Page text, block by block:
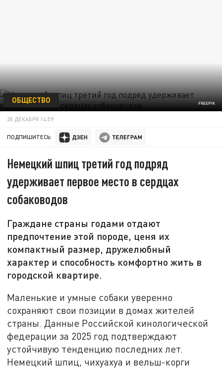
FREEPIK
ОБЩЕСТВО
20 ДЕКАБРЯ 14:59
ПОДПИШИТЕСЬ:
Немецкий шпиц третий год подряд
удерживает первое место в сердцах
собаководов
Граждане страны годами отдают
предпочтение этой породе, ценя их
компактный размер, дружелюбный
характер и способность комфортно жить в
городской квартире.
Маленькие и умные собаки уверенно
сохраняют свои позиции в домах жителей
страны. Данные Российской кинологической
федерации за 2025 год подтверждают
устойчивую тенденцию последних лет.
Немецкий шпиц, чихуахуа и вельш-корги